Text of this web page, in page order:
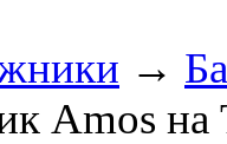
→
Amos на